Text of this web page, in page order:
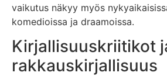
vaikutus näkyy myös
komedioissa ja draamoissa.
Kirjallisuuskriitikot
rakkauskirjallisuus